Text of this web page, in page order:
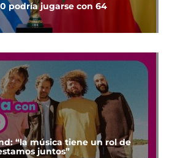
podría jugarse con 64
“la música tiene un rol de
juntos”